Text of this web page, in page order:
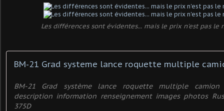
Les différences sont évidentes... mais le prix n'est pas le
BM-21 Grad système lance roquette multiple
description information renseignement images photos
375D